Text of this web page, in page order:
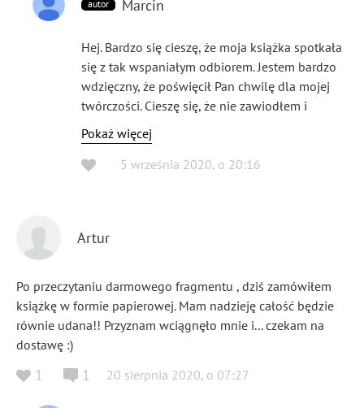
autor Marcin
Hej. Bardzo się cieszę, że moja książka spotkała
się z tak wspaniałym odbiorem. Jestem bardzo
wdzięczny, że poświęcił Pan chwilę dla mojej
twórczości. Cieszę się, że nie zawiodłem i
wywarłem na Panu takie wrażenie. Pozdrawiam i
bardzo dziękuję za poświecony czas. :)
Pokaż więcej
5 września 2020, o 20:16
Artur
Po przeczytaniu darmowego fragmentu , dziś zamówiłem
książkę w formie papierowej. Mam nadzieję całość będzie
równie udana!! Przyznam wciągnęło mnie i... czekam na
dostawę :)
1 1 20 sierpnia 2020, o 07:27